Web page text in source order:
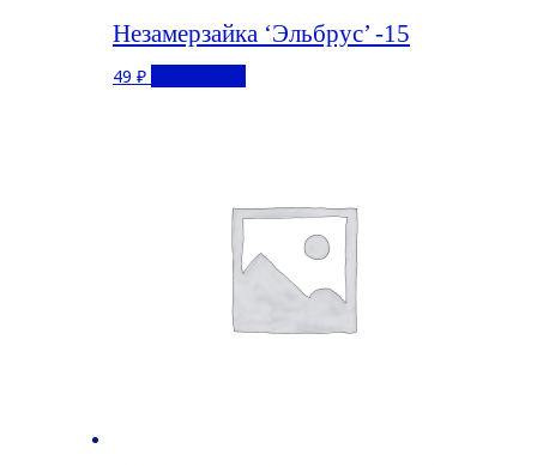
Незамерзайка ‘Эльбрус’ -15
49 ₽